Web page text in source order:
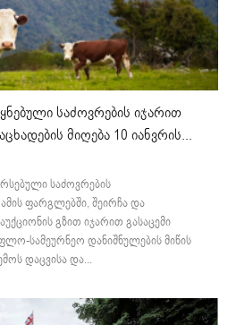
საძოვრების იჯარით
მიღება 10 იანვრის...
საძოვრების
ფარგლებში, შეირჩა და
გზით იჯარით გასაცემი
სამეურნეო დანიშნულების მიწის
დაცვისა და...